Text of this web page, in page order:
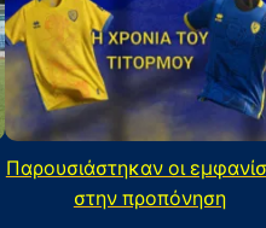
Παρουσιάστηκαν οι
στην προπόνηση